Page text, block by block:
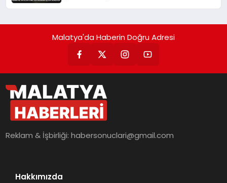
Malatya'da Haberin Doğru Adresi
Reklam & İşbirliği:habersonuclari@gmail.com
Hakkımızda